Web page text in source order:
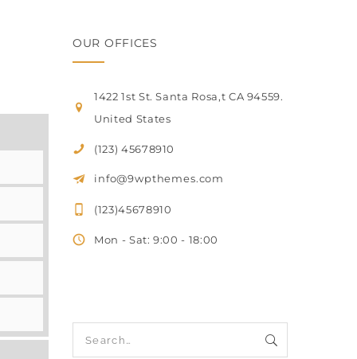
OUR OFFICES
1422 1st St. Santa Rosa,t CA 94559.
United States
(123) 45678910
info@9wpthemes.com
(123)45678910
Mon - Sat: 9:00 - 18:00